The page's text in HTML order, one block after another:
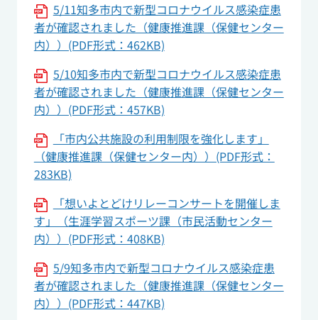
5/11知多市内で新型コロナウイルス感染症患
者が確認されました（健康推進課（保健センター
内））(PDF形式：462KB)
5/10知多市内で新型コロナウイルス感染症患
者が確認されました（健康推進課（保健センター
内））(PDF形式：457KB)
「市内公共施設の利用制限を強化します」
（健康推進課（保健センター内））(PDF形式：
283KB)
「想いよとどけリレーコンサートを開催しま
す」（生涯学習スポーツ課（市民活動センター
内））(PDF形式：408KB)
5/9知多市内で新型コロナウイルス感染症患
者が確認されました（健康推進課（保健センター
内））(PDF形式：447KB)